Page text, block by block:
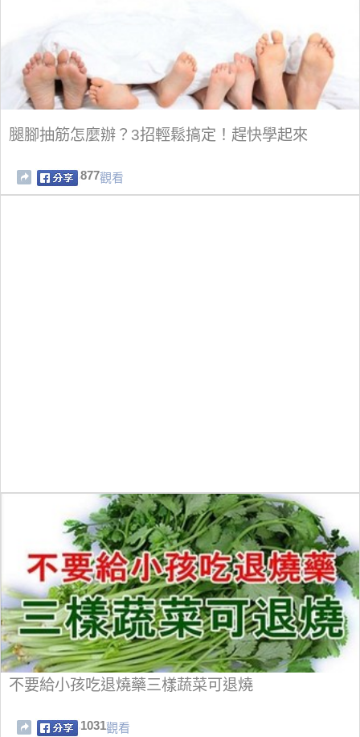
腿腳抽筋怎麼辦？3招輕鬆搞定！趕快學起來
877觀看
不要給小孩吃退燒藥三樣蔬菜可退燒
1031觀看